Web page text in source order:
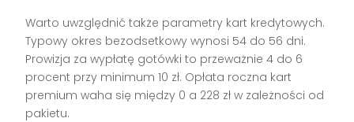
Warto uwzględnić także parametry kart kredytowych.
Typowy okres bezodsetkowy wynosi 54 do 56 dni.
Prowizja za wypłatę gotówki to przeważnie 4 do 6
procent przy minimum 10 zł. Opłata roczna kart
premium waha się między 0 a 228 zł w zależności od
pakietu.